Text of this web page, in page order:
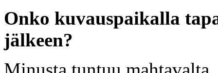
Onko kuvauspaikalla
jälkeen?